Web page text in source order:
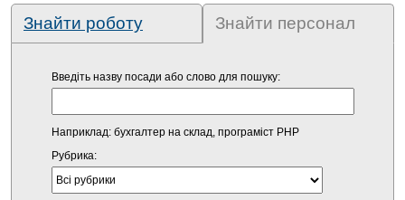
Знайти роботу Знайти персонал
Введіть назву посади або слово для пошуку:
Наприклад: бухгалтер на склад, програміст PHP
Рубрика: